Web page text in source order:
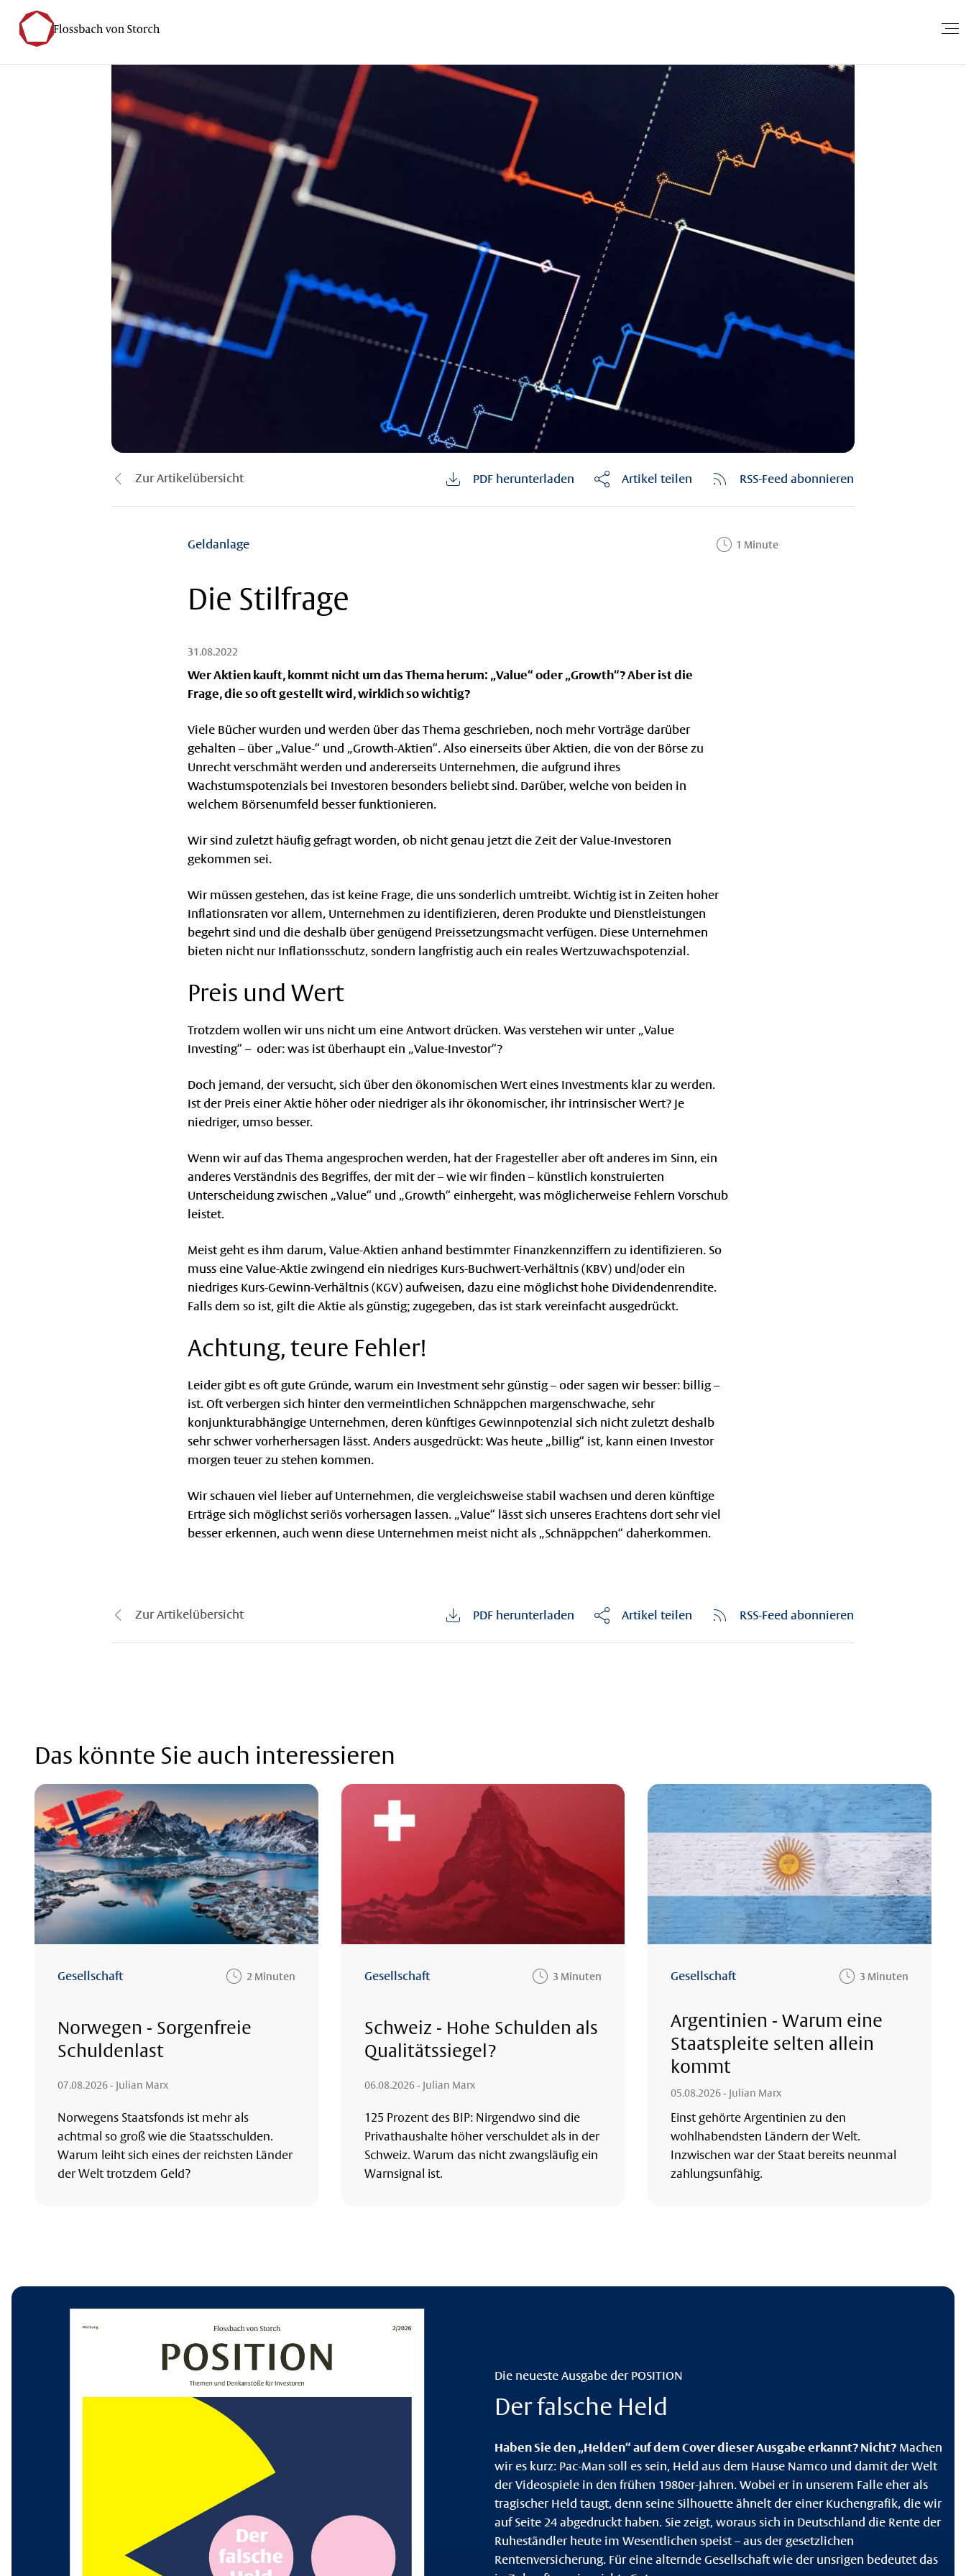
Zur Artikelübersicht PDF herunterladen Artikel teilen RSS-Feed abonnieren
Geldanlage 1 Minute
Die Stilfrage
31.08.2022
Wer Aktien kauft, kommt nicht um das Thema herum: „Value“ oder „Growth“? Aber ist die
Frage, die so oft gestellt wird, wirklich so wichtig?
Viele Bücher wurden und werden über das Thema geschrieben, noch mehr Vorträge darüber
gehalten – über „Value-“ und „Growth-Aktien“. Also einerseits über Aktien, die von der Börse zu
Unrecht verschmäht werden und andererseits Unternehmen, die aufgrund ihres
Wachstumspotenzials bei Investoren besonders beliebt sind. Darüber, welche von beiden in
welchem Börsenumfeld besser funktionieren.
Wir sind zuletzt häufig gefragt worden, ob nicht genau jetzt die Zeit der Value-Investoren
gekommen sei.
Wir müssen gestehen, das ist keine Frage, die uns sonderlich umtreibt. Wichtig ist in Zeiten hoher
Inflationsraten vor allem, Unternehmen zu identifizieren, deren Produkte und Dienstleistungen
begehrt sind und die deshalb über genügend Preissetzungsmacht verfügen. Diese Unternehmen
bieten nicht nur Inflationsschutz, sondern langfristig auch ein reales Wertzuwachspotenzial.
Preis und Wert
Trotzdem wollen wir uns nicht um eine Antwort drücken. Was verstehen wir unter „Value
Investing“ – oder: was ist überhaupt ein „Value-Investor“?
Doch jemand, der versucht, sich über den ökonomischen Wert eines Investments klar zu werden.
Ist der Preis einer Aktie höher oder niedriger als ihr ökonomischer, ihr intrinsischer Wert? Je
niedriger, umso besser.
Wenn wir auf das Thema angesprochen werden, hat der Fragesteller aber oft anderes im Sinn, ein
anderes Verständnis des Begriffes, der mit der – wie wir finden – künstlich konstruierten
Unterscheidung zwischen „Value“ und „Growth“ einhergeht, was möglicherweise Fehlern Vorschub
leistet.
Meist geht es ihm darum, Value-Aktien anhand bestimmter Finanzkennziffern zu identifizieren. So
muss eine Value-Aktie zwingend ein niedriges Kurs-Buchwert-Verhältnis (KBV) und/oder ein
niedriges Kurs-Gewinn-Verhältnis (KGV) aufweisen, dazu eine möglichst hohe Dividendenrendite.
Falls dem so ist, gilt die Aktie als günstig; zugegeben, das ist stark vereinfacht ausgedrückt.
Achtung, teure Fehler!
Leider gibt es oft gute Gründe, warum ein Investment sehr günstig – oder sagen wir besser: billig –
ist. Oft verbergen sich hinter den vermeintlichen Schnäppchen margenschwache, sehr
konjunkturabhängige Unternehmen, deren künftiges Gewinnpotenzial sich nicht zuletzt deshalb
sehr schwer vorherhersagen lässt. Anders ausgedrückt: Was heute „billig“ ist, kann einen Investor
morgen teuer zu stehen kommen.
Wir schauen viel lieber auf Unternehmen, die vergleichsweise stabil wachsen und deren künftige
Erträge sich möglichst seriös vorhersagen lassen. „Value“ lässt sich unseres Erachtens dort sehr viel
besser erkennen, auch wenn diese Unternehmen meist nicht als „Schnäppchen“ daherkommen.
Zur Artikelübersicht PDF herunterladen Artikel teilen RSS-Feed abonnieren
Das könnte Sie auch interessieren
Gesellschaft 2 Minuten
Norwegen - Sorgenfreie
Schuldenlast
07.08.2026- Julian Marx
Norwegens Staatsfonds ist mehr als
achtmal so groß wie die Staatsschulden.
Warum leiht sich eines der reichsten Länder
der Welt trotzdem Geld?
Gesellschaft 3 Minuten
Schweiz - Hohe Schulden als
Qualitätssiegel?
06.08.2026- Julian Marx
125 Prozent des BIP: Nirgendwo sind die
Privathaushalte höher verschuldet als in der
Schweiz. Warum das nicht zwangsläufig ein
Warnsignal ist.
Gesellschaft 3 Minuten
Argentinien - Warum eine
Staatspleite selten allein
kommt
05.08.2026- Julian Marx
Einst gehörte Argentinien zu den
wohlhabendsten Ländern der Welt.
Inzwischen war der Staat bereits neunmal
zahlungsunfähig.
Die neueste Ausgabe der POSITION
Der falsche Held
Haben Sie den „Helden“ auf dem Cover dieser Ausgabe erkannt? Nicht? Machen
wir es kurz: Pac-Man soll es sein, Held aus dem Hause Namco und damit der Welt
der Videospiele in den frühen 1980er-Jahren. Wobei er in unserem Falle eher als
tragischer Held taugt, denn seine Silhouette ähnelt der einer Kuchengrafik, die wir
auf Seite 24 abgedruckt haben. Sie zeigt, woraus sich in Deutschland die Rente der
Ruheständler heute im Wesentlichen speist – aus der gesetzlichen
Rentenversicherung. Für eine alternde Gesellschaft wie der unsrigen bedeutet das